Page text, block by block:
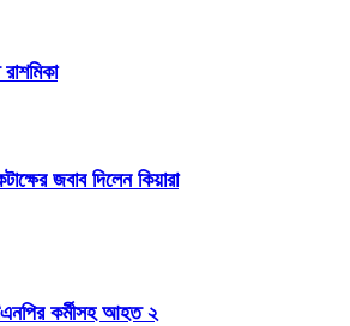
জবাব দিলেন কিয়ারা
কর্মীসহ আহত ২